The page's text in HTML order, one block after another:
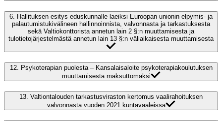
6. Hallituksen esitys eduskunnalle laeiksi Euroopan unionin elpymis- ja
palautumistukivälineen hallinnoinnista, valvonnasta ja tarkastuksesta
sekä Valtiokonttorista annetun lain 2 §:n muuttamisesta ja
tulotietojärjestelmästä annetun lain 13 §:n väliaikaisesta muuttamisesta
12.
Psykoterapian puolesta – Kansalaisaloite psykoterapiakoulutuksen
muuttamisesta maksuttomaksi
13. Valtiontalouden tarkastusviraston kertomus vaalirahoituksen
valvonnasta vuoden 2021 kuntavaaleissa